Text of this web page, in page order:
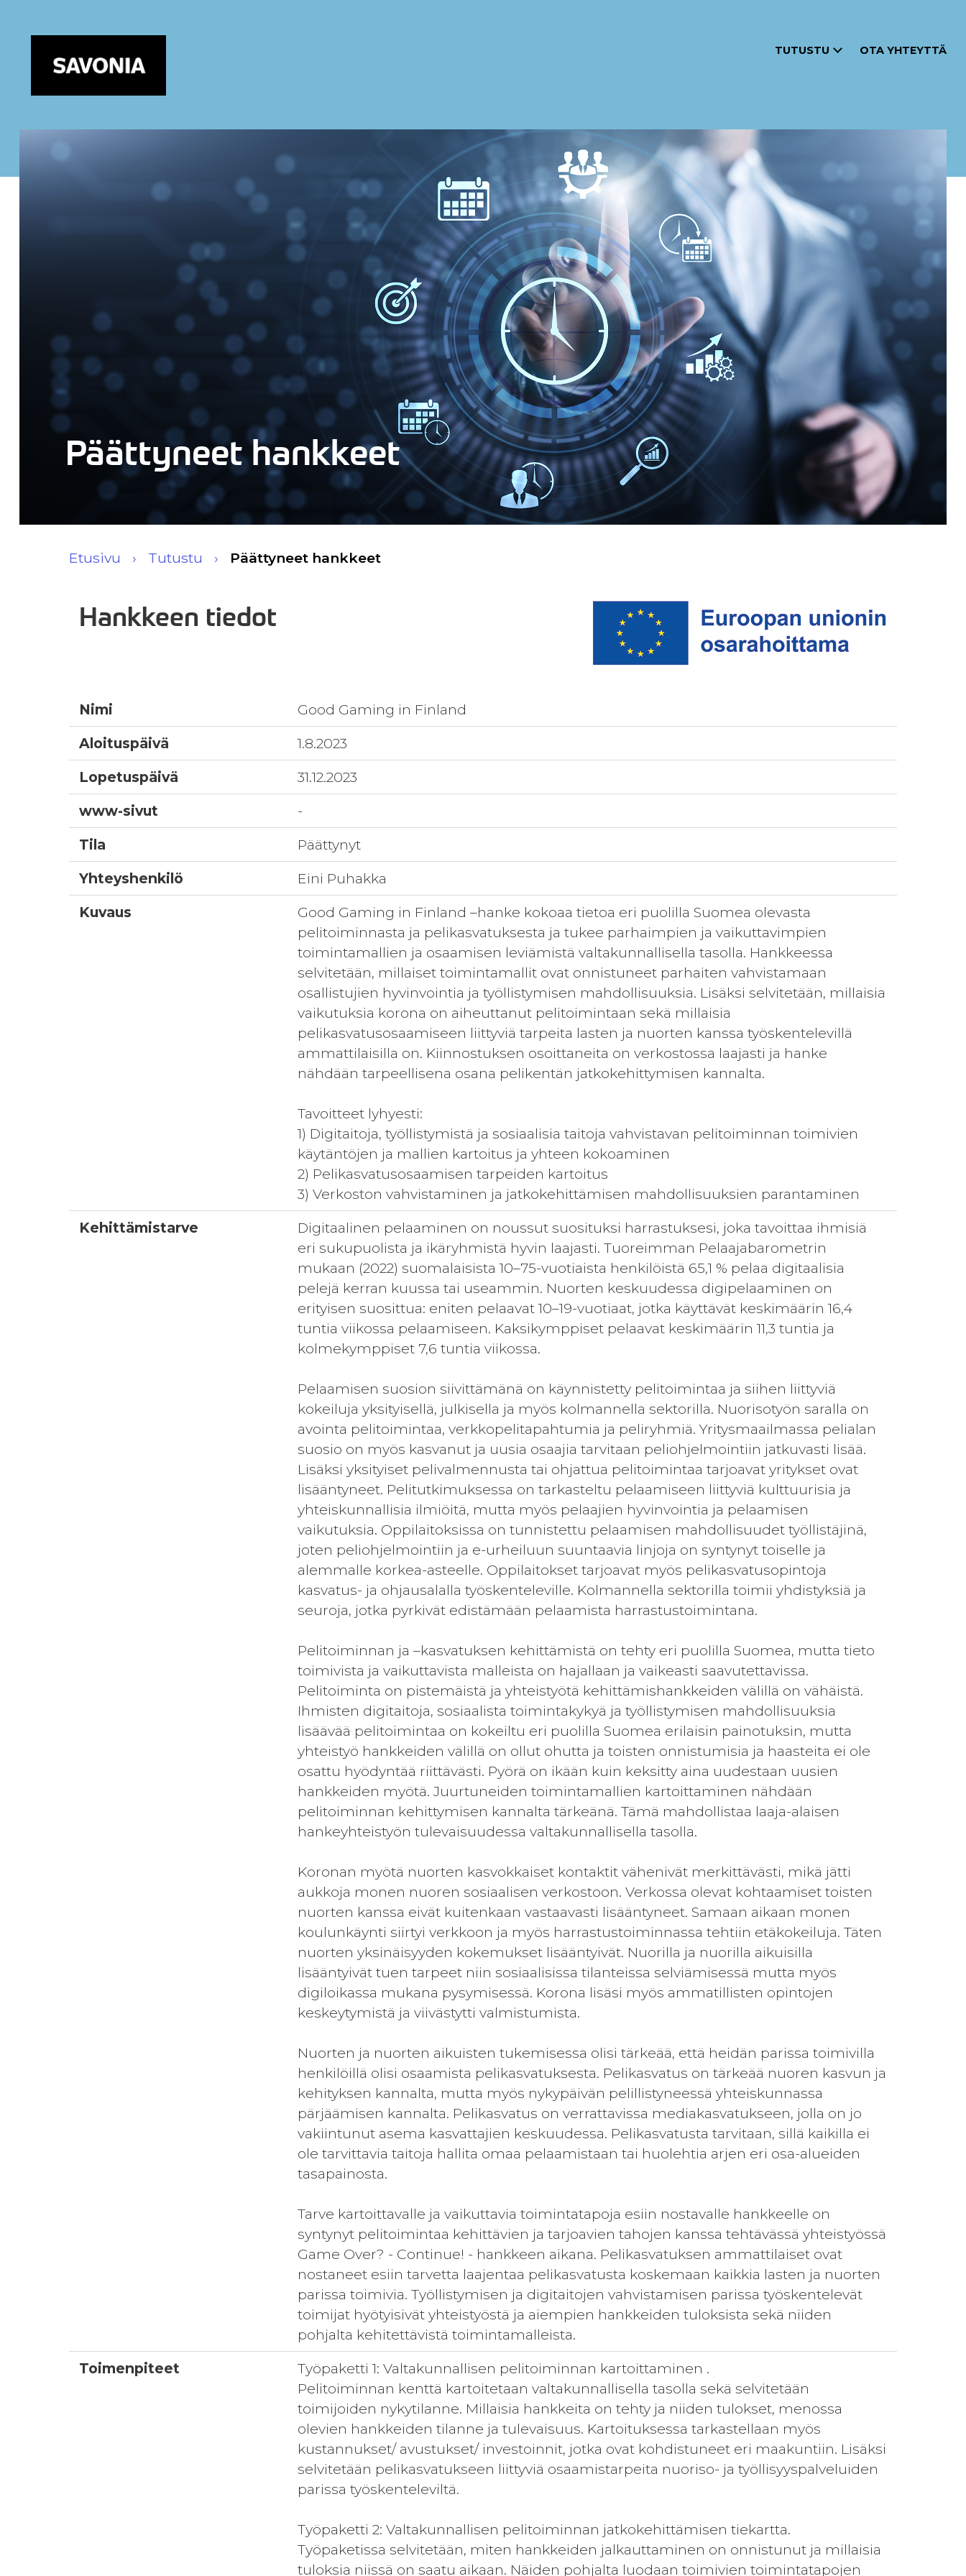
TUTUSTU OTA YHTEYTTÄ
Päättyneet hankkeet
Etusivu Tutustu Päättyneet hankkeet
Hankkeen tiedot
Nimi
Good Gaming in Finland
Aloituspäivä
1.8.2023
Lopetuspäivä
31.12.2023
www-sivut
-
Tila
Päättynyt
Yhteyshenkilö
Eini Puhakka
Kuvaus
Good Gaming in Finland –hanke kokoaa tietoa eri puolilla Suomea olevasta
pelitoiminnasta ja pelikasvatuksesta ja tukee parhaimpien ja vaikuttavimpien
toimintamallien ja osaamisen leviämistä valtakunnallisella tasolla. Hankkeessa
selvitetään, millaiset toimintamallit ovat onnistuneet parhaiten vahvistamaan
osallistujien hyvinvointia ja työllistymisen mahdollisuuksia. Lisäksi selvitetään, millaisia
vaikutuksia korona on aiheuttanut pelitoimintaan sekä millaisia
pelikasvatusosaamiseen liittyviä tarpeita lasten ja nuorten kanssa työskentelevillä
ammattilaisilla on. Kiinnostuksen osoittaneita on verkostossa laajasti ja hanke
nähdään tarpeellisena osana pelikentän jatkokehittymisen kannalta.
Tavoitteet lyhyesti:
1) Digitaitoja, työllistymistä ja sosiaalisia taitoja vahvistavan pelitoiminnan toimivien
käytäntöjen ja mallien kartoitus ja yhteen kokoaminen
2) Pelikasvatusosaamisen tarpeiden kartoitus
3) Verkoston vahvistaminen ja jatkokehittämisen mahdollisuuksien parantaminen
Kehittämistarve
Digitaalinen pelaaminen on noussut suosituksi harrastuksesi, joka tavoittaa ihmisiä
eri sukupuolista ja ikäryhmistä hyvin laajasti. Tuoreimman Pelaajabarometrin
mukaan (2022) suomalaisista 10–75-vuotiaista henkilöistä 65,1 % pelaa digitaalisia
pelejä kerran kuussa tai useammin. Nuorten keskuudessa digipelaaminen on
erityisen suosittua: eniten pelaavat 10–19-vuotiaat, jotka käyttävät keskimäärin 16,4
tuntia viikossa pelaamiseen. Kaksikymppiset pelaavat keskimäärin 11,3 tuntia ja
kolmekymppiset 7,6 tuntia viikossa.
Pelaamisen suosion siivittämänä on käynnistetty pelitoimintaa ja siihen liittyviä
kokeiluja yksityisellä, julkisella ja myös kolmannella sektorilla. Nuorisotyön saralla on
avointa pelitoimintaa, verkkopelitapahtumia ja peliryhmiä. Yritysmaailmassa pelialan
suosio on myös kasvanut ja uusia osaajia tarvitaan peliohjelmointiin jatkuvasti lisää.
Lisäksi yksityiset pelivalmennusta tai ohjattua pelitoimintaa tarjoavat yritykset ovat
lisääntyneet. Pelitutkimuksessa on tarkasteltu pelaamiseen liittyviä kulttuurisia ja
yhteiskunnallisia ilmiöitä, mutta myös pelaajien hyvinvointia ja pelaamisen
vaikutuksia. Oppilaitoksissa on tunnistettu pelaamisen mahdollisuudet työllistäjinä,
joten peliohjelmointiin ja e-urheiluun suuntaavia linjoja on syntynyt toiselle ja
alemmalle korkea-asteelle. Oppilaitokset tarjoavat myös pelikasvatusopintoja
kasvatus- ja ohjausalalla työskenteleville. Kolmannella sektorilla toimii yhdistyksiä ja
seuroja, jotka pyrkivät edistämään pelaamista harrastustoimintana.
Pelitoiminnan ja –kasvatuksen kehittämistä on tehty eri puolilla Suomea, mutta tieto
toimivista ja vaikuttavista malleista on hajallaan ja vaikeasti saavutettavissa.
Pelitoiminta on pistemäistä ja yhteistyötä kehittämishankkeiden välillä on vähäistä.
Ihmisten digitaitoja, sosiaalista toimintakykyä ja työllistymisen mahdollisuuksia
lisäävää pelitoimintaa on kokeiltu eri puolilla Suomea erilaisin painotuksin, mutta
yhteistyö hankkeiden välillä on ollut ohutta ja toisten onnistumisia ja haasteita ei ole
osattu hyödyntää riittävästi. Pyörä on ikään kuin keksitty aina uudestaan uusien
hankkeiden myötä. Juurtuneiden toimintamallien kartoittaminen nähdään
pelitoiminnan kehittymisen kannalta tärkeänä. Tämä mahdollistaa laaja-alaisen
hankeyhteistyön tulevaisuudessa valtakunnallisella tasolla.
Koronan myötä nuorten kasvokkaiset kontaktit vähenivät merkittävästi, mikä jätti
aukkoja monen nuoren sosiaalisen verkostoon. Verkossa olevat kohtaamiset toisten
nuorten kanssa eivät kuitenkaan vastaavasti lisääntyneet. Samaan aikaan monen
koulunkäynti siirtyi verkkoon ja myös harrastustoiminnassa tehtiin etäkokeiluja. Täten
nuorten yksinäisyyden kokemukset lisääntyivät. Nuorilla ja nuorilla aikuisilla
lisääntyivät tuen tarpeet niin sosiaalisissa tilanteissa selviämisessä mutta myös
digiloikassa mukana pysymisessä. Korona lisäsi myös ammatillisten opintojen
keskeytymistä ja viivästytti valmistumista.
Nuorten ja nuorten aikuisten tukemisessa olisi tärkeää, että heidän parissa toimivilla
henkilöillä olisi osaamista pelikasvatuksesta. Pelikasvatus on tärkeää nuoren kasvun ja
kehityksen kannalta, mutta myös nykypäivän pelillistyneessä yhteiskunnassa
pärjäämisen kannalta. Pelikasvatus on verrattavissa mediakasvatukseen, jolla on jo
vakiintunut asema kasvattajien keskuudessa. Pelikasvatusta tarvitaan, sillä kaikilla ei
ole tarvittavia taitoja hallita omaa pelaamistaan tai huolehtia arjen eri osa-alueiden
tasapainosta.
Tarve kartoittavalle ja vaikuttavia toimintatapoja esiin nostavalle hankkeelle on
syntynyt pelitoimintaa kehittävien ja tarjoavien tahojen kanssa tehtävässä yhteistyössä
Game Over? - Continue! - hankkeen aikana. Pelikasvatuksen ammattilaiset ovat
nostaneet esiin tarvetta laajentaa pelikasvatusta koskemaan kaikkia lasten ja nuorten
parissa toimivia. Työllistymisen ja digitaitojen vahvistamisen parissa työskentelevät
toimijat hyötyisivät yhteistyöstä ja aiempien hankkeiden tuloksista sekä niiden
pohjalta kehitettävistä toimintamalleista.
Toimenpiteet
Työpaketti 1: Valtakunnallisen pelitoiminnan kartoittaminen .
Pelitoiminnan kenttä kartoitetaan valtakunnallisella tasolla sekä selvitetään
toimijoiden nykytilanne. Millaisia hankkeita on tehty ja niiden tulokset, menossa
olevien hankkeiden tilanne ja tulevaisuus. Kartoituksessa tarkastellaan myös
kustannukset/ avustukset/ investoinnit, jotka ovat kohdistuneet eri maakuntiin. Lisäksi
selvitetään pelikasvatukseen liittyviä osaamistarpeita nuoriso- ja työllisyyspalveluiden
parissa työskenteleviltä.
Työpaketti 2: Valtakunnallisen pelitoiminnan jatkokehittämisen tiekartta.
Työpaketissa selvitetään, miten hankkeiden jalkauttaminen on onnistunut ja millaisia
tuloksia niissä on saatu aikaan. Näiden pohjalta luodaan toimivien toimintatapojen